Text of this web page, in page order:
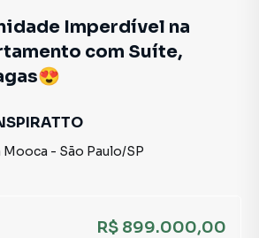
Imperdível na
com Suíte,
Mooca - São Paulo/SP
R$ 899.000,00